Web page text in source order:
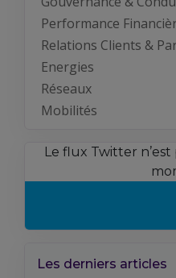
Performance
Relations Clients &
Energies
Réseaux
Mobilités
Le flux Twitter
Les derniers articles